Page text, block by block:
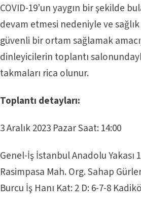
COVID-19’un yaygın bir şekilde
devam etmesi nedeniyle ve sağlık
güvenli bir ortam sağlamak
dinleyicilerin toplantı
takmaları rica olunur.
Toplantı detayları:
3 Aralık 2023 Pazar Saat: 14:00
Genel-İş İstanbul Anadolu Yakası
Rasimpasa Mah. Org. Sahap
Burcu İş Hanı Kat: 2 D: 6-7-8